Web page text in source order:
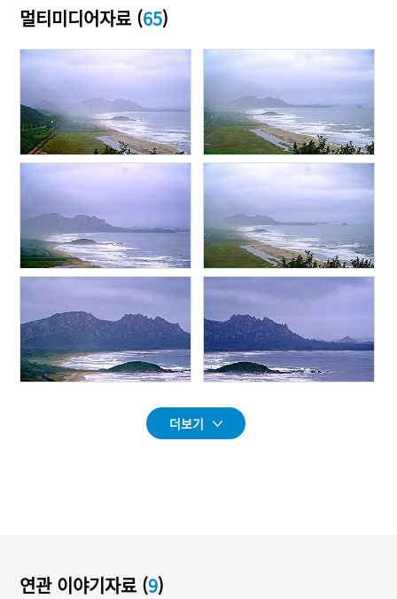
멀티미디어자료 (65)
더보기
연관 이야기자료 (9)